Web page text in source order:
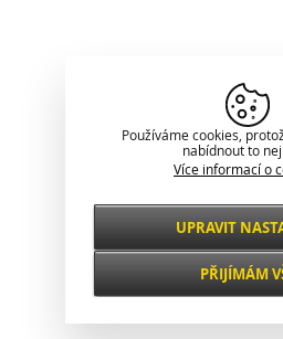
Používáme cookies,
nabídnout to
Více informací o
Nezbytné
VŽDY AKTIVNÍ
Funkční a
UPRAVIT
PŘIJÍMÁM